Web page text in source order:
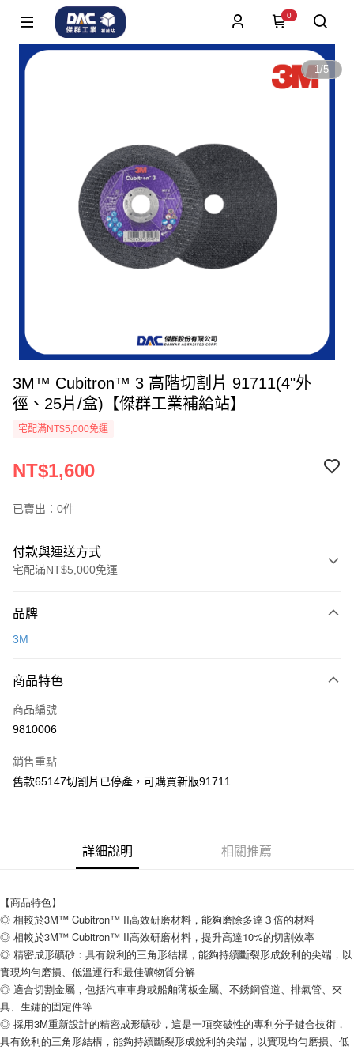
0
1/5
3M™ Cubitron™ 3 高階切割片 91711(4"外
徑、25片/盒)【傑群工業補給站】
宅配滿NT$5,000免運
NT$1,600
已賣出：0件
付款與運送方式
宅配滿NT$5,000免運
信用卡一次付款
LINE Pay
Apple Pay
運送方式
付款後全家取貨
7-11取貨付款
每筆NT$60
付款後7-11取貨
每筆NT$60
新竹物流(大件商品、貨量較大)
每筆NT$200，滿NT$5,000(含以上)免運費
品牌
3M
商品特色
商品編號
9810006
銷售重點
舊款65147切割片已停產，可購買新版91711
詳細說明 相關推薦
【商品特色】
◎ 相較於3M™ Cubitron™ II高效研磨材料，能夠磨除多達３倍的材料
◎ 相較於3M™ Cubitron™ II高效研磨材料，提升高達10%的切割效率
◎ 精密成形礦砂：具有銳利的三角形結構，能夠持續斷裂形成銳利的尖端，以
實現均勻磨損、低溫運行和最佳礦物質分解
◎ 適合切割金屬，包括汽車車身或船舶薄板金屬、不銹鋼管道、排氣管、夾
具、生鏽的固定件等
◎ 採用3M重新設計的精密成形礦砂，這是一項突破性的專利分子鍵合技術，
具有銳利的三角形結構，能夠持續斷裂形成銳利的尖端，以實現均勻磨損、低